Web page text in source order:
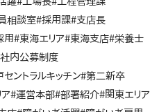
相談室#採用課#支店長
用#東海エリア#東海支店#栄養士
内公募制度
ントラルキッチン#第二新卒
#運営本部#部署紹介#関東エリア